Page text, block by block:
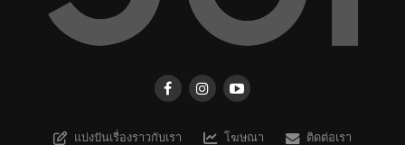
แบ่งปันเรื่องราวกับเรา โฆษณา
ติดต่อเรา